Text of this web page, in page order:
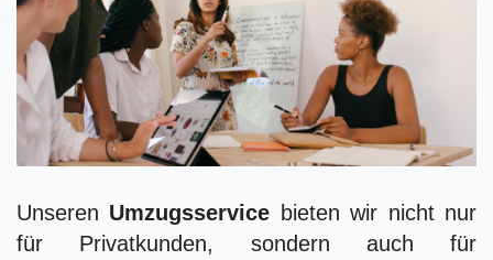
Unseren Umzugsservice bieten wir nicht nur
für Privatkunden, sondern auch für